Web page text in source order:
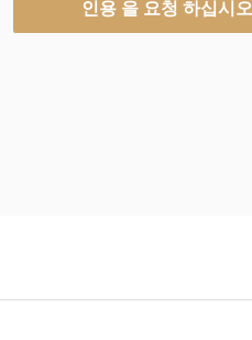
인용 을 요청 하십시오